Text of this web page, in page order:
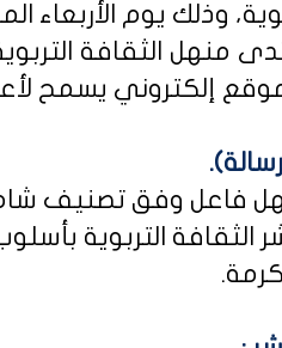
يوم الأربعاء المصادف غرة شهر محرم
منهل الثقافة
إلكتروني يسمح
فاعل وفق تصنيف
الثقافة التربوية